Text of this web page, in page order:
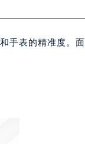
）手表的精准度。面